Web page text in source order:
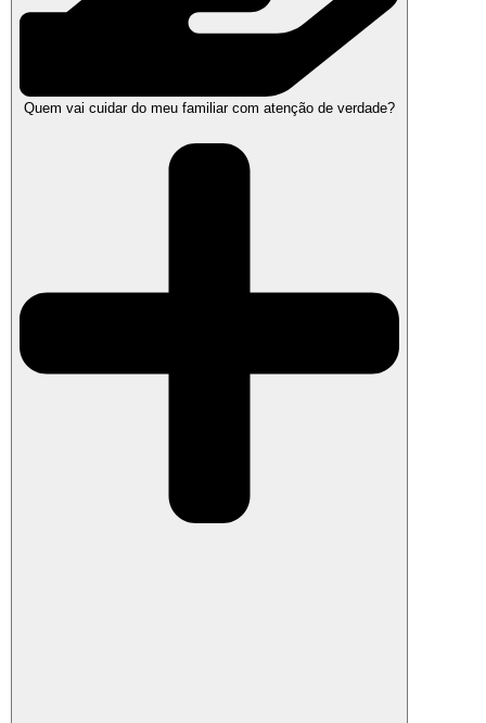
Quem vai cuidar do meu familiar com atenção de verdade?